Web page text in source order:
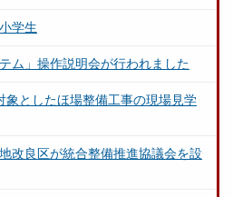
学生
ム」操作説明会が行われました
象としたほ場整備工事の現場見学
改良区が統合整備推進協議会を設